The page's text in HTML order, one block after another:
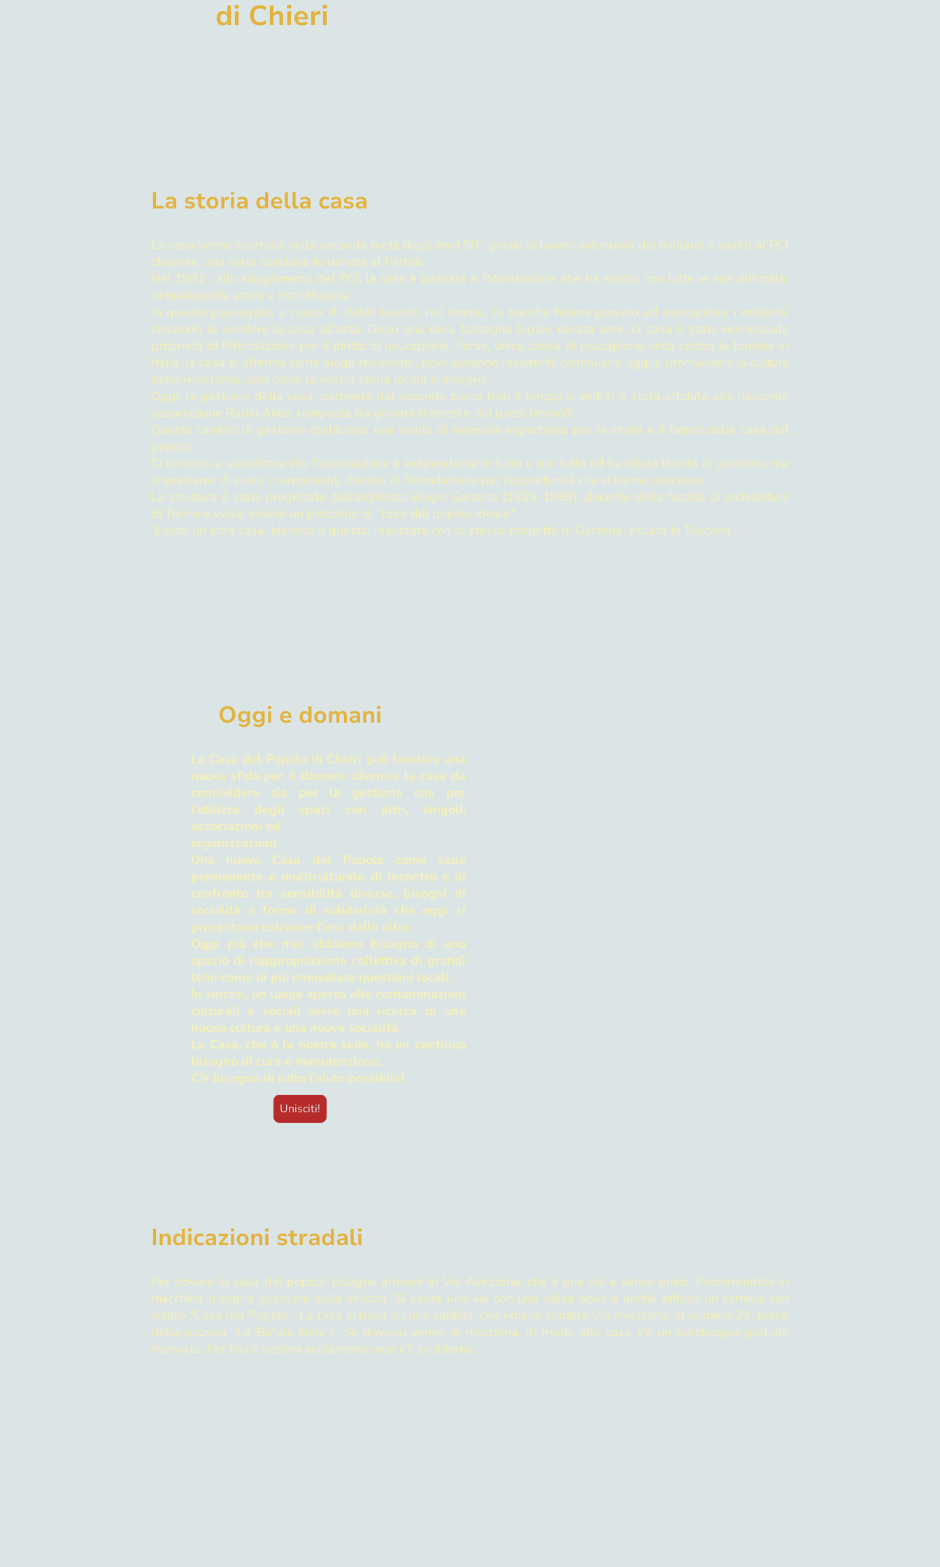
di Chieri
La storia della casa
La casa venne costruita nella seconda metà degli anni 50', grazie al lavoro volontario dei militanti e iscritti al PCI
chierese, una volta conclusa fu donata al Partito.
Nel 1991 , allo scioglimento del PCI, la casa è passata a Rifondazione, che ha scelto, con tutte le sue difficoltà,
di mantenerla attiva e ristrutturarla.
In questo passaggio, a causa di debiti lasciati nel tempo, le banche hanno provato ad espropriare i militanti,
cercando di vendere la casa all'asta. Dopo una dura battaglia legale durata anni, la casa è stata riconosciuta
proprietà di Rifondazione per il diritto di usucapione. Forse, unica causa di usucapione vinta contro le banche in
Italia, la casa si afferma come luogo resistente, dove persone resistenti, continuano oggi a promuovere la cultura
della resistenza, così come la nostra storia locale ci insegna.
Oggi, la gestione della casa, partendo dal secondo piano (con il tempo si vedrà) è stata affidata alla nascente
associazione Radio Alice, composta da giovani chieresi e dei paesi limitrofi.
Questo cambio di gestione costituisce una svolta di notevole importanza per la storia e il futuro della casa del
popolo.
Ci teniamo a specificare che l'associazione è indipendente in tutto e per tutto ed ha totale liberta di gestione, ma
ringraziamo di cuore i componenti chieresi di Rifondazione per l'opportunità che ci hanno concesso.
La struttura è stata progettata dall'architetto Biagio Garzena (1929-1989), docente della facoltà di architettura
di Torino e vuole essere un prototipo di "casa del popolo ideale".
Esiste un'altra casa, identica a questa, realizzata con lo stesso progetto di Garzena, situata in Toscana.
Oggi e domani
La Casa del Popolo di Chieri può lanciare una
nuova sfida per il domani: divenire la casa da
condividere sia per la gestione che per
l'utilizzo degli spazi con altri, singoli,
associazioni od
organizzazioni.
Una nuova Casa del Popolo come sede
permanente e multiculturale di incontro e di
confronto tra sensibilità diverse, bisogni di
socialità e forme di solidarietà che oggi si
presentano estranee l'una dalle altre.
Oggi più che mai abbiamo bisogno di uno
spazio di riappropriazione collettiva di grandi
temi come di più immediate questioni locali.
In sintesi, un luogo aperto alle contaminazioni
culturali e sociali verso una ricerca di una
nuova cultura e una nuova socialità.
La Casa, che è la nostra sede, ha un continuo
bisogno di cura e manutenzione.
C'è bisogno di tutto l'aiuto possibile!
Unisciti!
Indicazioni stradali
Per trovare la casa del popolo bisogna arrivare in Via Avezzana, che è una via a senso unico. Percorrendola in
macchina bisogna guardare sulla sinistra. Si vedrà una via con una salita dove è anche affisso un cartello con
scritto "Casa del Popolo". La casa si trova su una salitina, che rimane sempre Via Avezzana, al numero 24, prima
della pizzeria "La Bufala Nera"! Se dovessi venire in macchina, di fronte alla casa c'è un parcheggio gratuito
riservato. Per bici e pedoni solitamente non c'è problema.